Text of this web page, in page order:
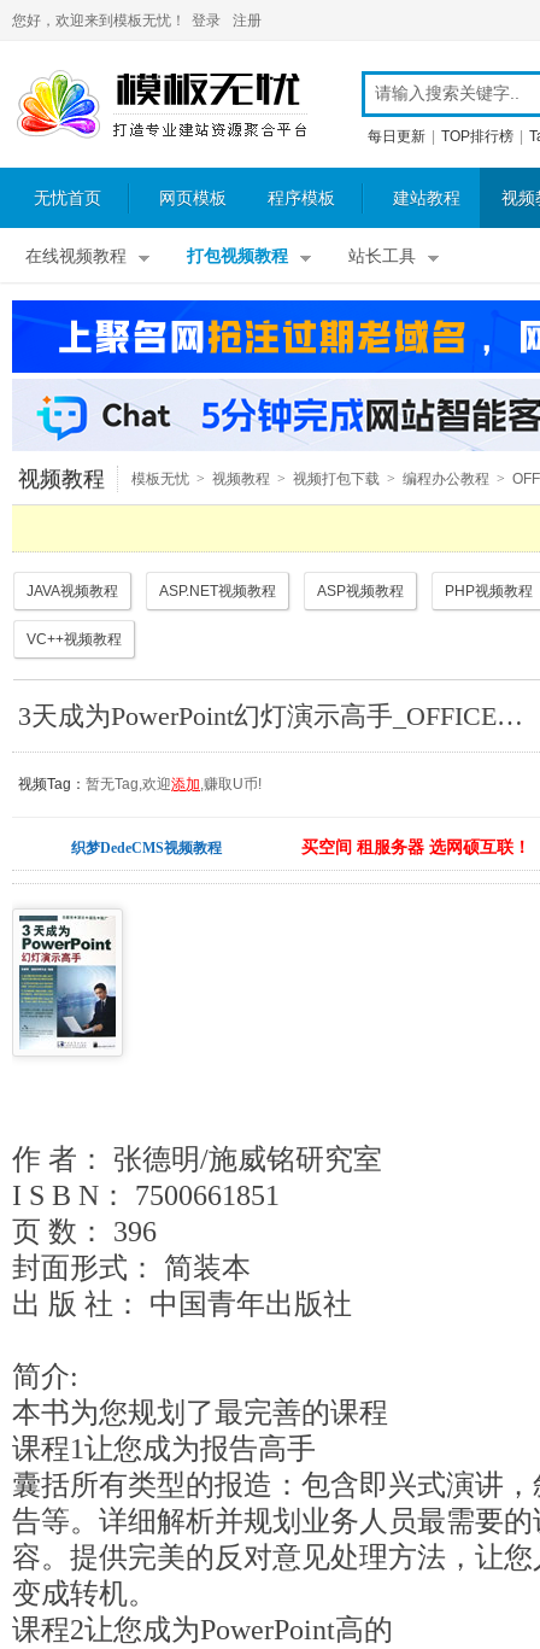
您好，欢迎来到模板无忧！ 登录 注册
每日更新 TOP排行榜
无忧首页 网页模板 程序模板 建站教程 视频
在线视频教程 打包视频教程 站长工具
视频教程 模板无忧 > 视频教程 > 视频打包下载 > 编程办公教程 >
视频教程 >
JAVA视频教程 ASP.NET视频教程 ASP视频教程 PHP视频教程
VC++视频教程
3天成为PowerPoint幻灯演示高手_OFFICE视频教程
视频Tag： 暂无Tag,欢迎添加,赚取U币!
织梦DedeCMS视频教程 买空间 租服务器 选网硕互联！
作 者： 张德明/施威铭研究室
I S B N： 7500661851
页 数： 396
封面形式： 简装本
出 版 社： 中国青年出版社
简介:
本书为您规划了最完善的课程
课程1让您成为报告高手
囊括所有类型的报造：包含即兴式演讲
告等。详细解析并规划业务人员最需要
容。提供完美的反对意见处理方法，让
变成转机。
课程2让您成为PowerPoint高的